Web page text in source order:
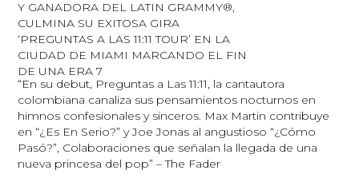
“En su debut, Preguntas a Las 11:11, la cantautora
colombiana canaliza sus pensamientos nocturnos en
himnos confesionales y sinceros. Max Martin contribuye
en “¿Es En Serio?” y Joe Jonas al angustioso “¿Cómo
Pasó?”, Colaboraciones que señalan la llegada de una
nueva princesa del pop” – The Fader